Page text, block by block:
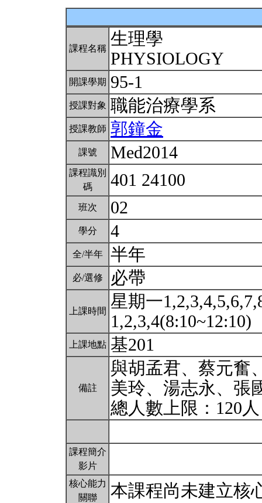
課程名稱 生理學
PHYSIOLOGY
開課學期 95-1
授課對象 職能治療學系
授課教師 郭鐘金
課號 Med2014
課程識別
碼
401 24100
班次 02
學分 4
全/半年 半年
必/選修 必帶
上課時間 星期一
1,2,3,4(8:10~12:10)
上課地點 基201
備註
與胡孟君、蔡元奮
美玲、湯志永、張
總人數上限：120
課程簡介
影片
核心能力
關聯
本課程尚未建立核